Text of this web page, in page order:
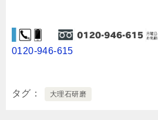
0120-946-615
タグ 大理石研磨